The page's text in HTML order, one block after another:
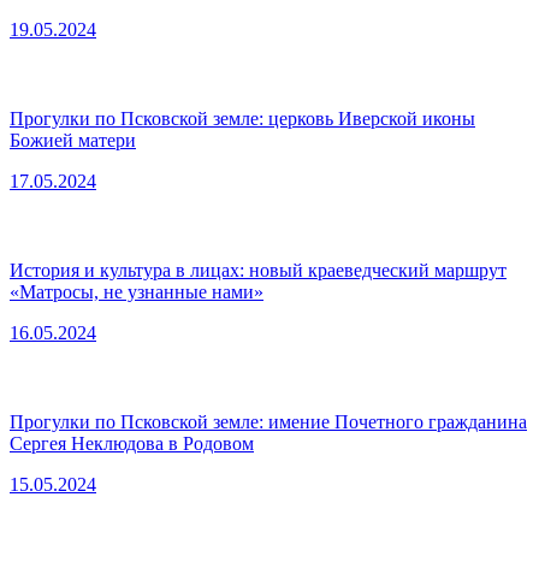
19.05.2024
Прогулки по Псковской земле: церковь Иверской иконы
Божией матери
17.05.2024
История и культура в лицах: новый краеведческий маршрут
«Матросы, не узнанные нами»
16.05.2024
Прогулки по Псковской земле: имение Почетного гражданина
Сергея Неклюдова в Родовом
15.05.2024